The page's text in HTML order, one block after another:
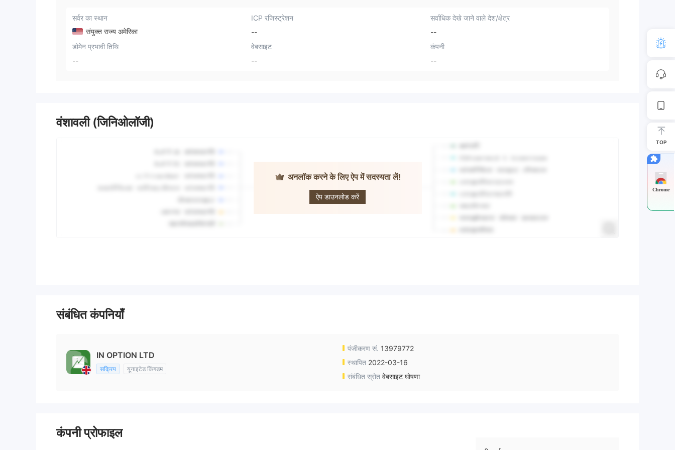
सर्वर का स्थान
संयुक्त राज्य अमेरिका
ICP रजिस्ट्रेशन
--
सर्वाधिक देखे जाने वाले देश/क्षेत्र
--
डोमेन प्रभावी तिथि
--
वेबसाइट
--
कंपनी
--
वंशावली (जिनिओलॉजी)
अनलॉक करने के लिए ऐप में सदस्यता लें!
ऐप डाउनलोड करें
In-Option
संबंधित कंपनियाँ
IN OPTION LTD
सक्रिय यूनाइटेड किंगडम
पंजीकरण सं. 13979772
स्थापित 2022-03-16
संबंधित स्रोत वेबसाइट घोषणा
कंपनी प्रोफाइल
TOP
Chrome